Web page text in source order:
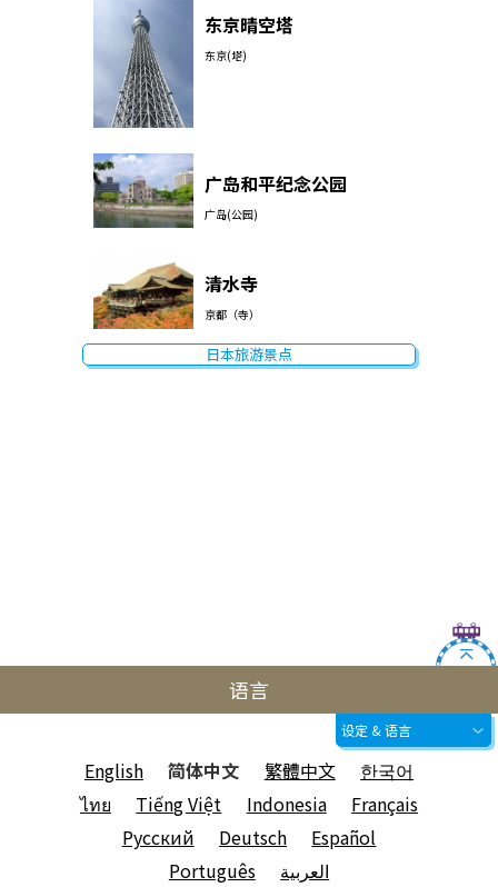
东京晴空塔
东京(塔)
广岛和平纪念公园
广岛(公园)
清水寺
京都（寺）
日本旅游景点
语言
设定 & 语言
English 简体中文 繁體中文
한국어
ไทย
Tiếng Việt Indonesia
Français
Русский
Deutsch
Español
Português
العربية